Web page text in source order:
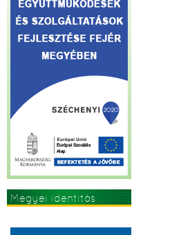
Megyei identitás